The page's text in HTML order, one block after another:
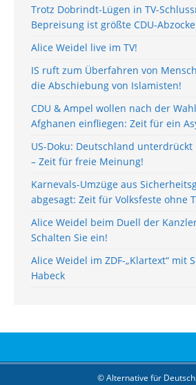
Trotz Dobrindt-Lügen in TV-
Bepreisung ist größte CDU-
Alice Weidel live im TV!
IS ruft zum Überfahren von
die Abschiebung von Islamisten!
CDU & Ampel wollen nach der
Afghanen einfliegen: Zeit für ein
US-Doku: Deutschland
– Zeit für freie Meinung!
Karnevals-Umzüge aus
abgesagt: Zeit für Volksfeste ohne
Alice Weidel beim Duell der
Schalten Sie ein!
Alice Weidel im ZDF-„Klartext“ mit
Habeck
© Alternative für